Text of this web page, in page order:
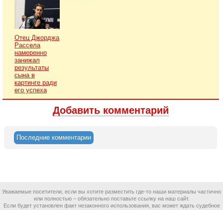
Отец Джорджа
Рассела
намеренно
занижал
результаты
сына в
картинге ради
его успеха
Добавить комментарий
Последние комментарии
Уважаемые посетители, если вы хотите разместить где-то наши материалы частично
или полностью – обязательно поставьте ссылку на наш сайт.
Если будет установлен факт незаконного использования, вас может ждать судебное